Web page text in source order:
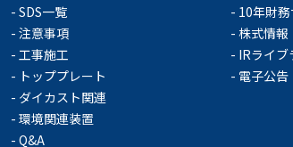
SDS一覧
注意事項
工事施工
トッププレート
ダイカスト関連
環境関連装置
Q&A
10年財
株式情報
IRライブ
電子公告